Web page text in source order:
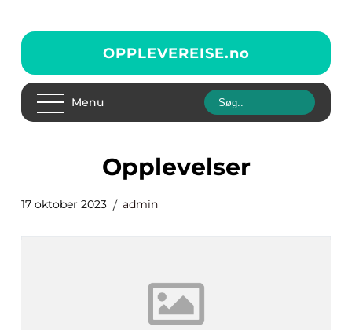
OPPLEVEREISE.no
Menu
opplevelser
17 oktober 2023 admin